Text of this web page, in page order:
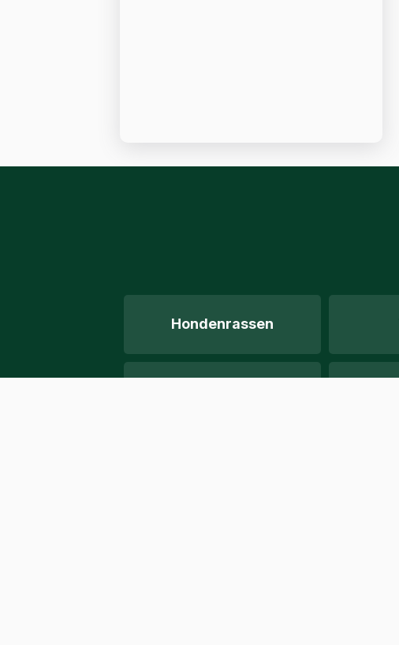
Hondenrassen